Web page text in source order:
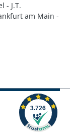
- J.T.
am Main -